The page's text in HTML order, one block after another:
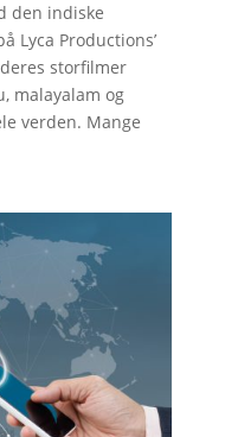
den indiske
Lyca Productions’
storfilmer
malayalam og
verden. Mange